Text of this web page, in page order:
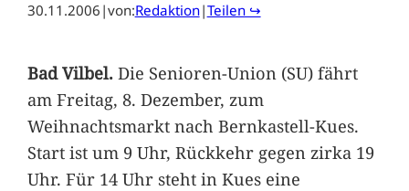
30.11.2006 |von:Redaktion|Teilen ↪
Bad Vilbel.Die Senioren-Union (SU) fährt
am Freitag, 8. Dezember, zum
Weihnachtsmarkt nach Bernkastell-Kues.
Start ist um 9 Uhr, Rückkehr gegen zirka 19
Uhr. Für 14 Uhr steht in Kues eine